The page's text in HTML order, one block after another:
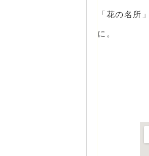
「花の名所
に。